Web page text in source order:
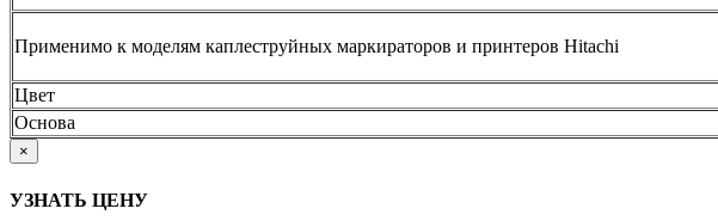
Применимо к моделям каплеструйных маркираторов и принтеров Hitachi
Цвет
Основа
×
УЗНАТЬ ЦЕНУ